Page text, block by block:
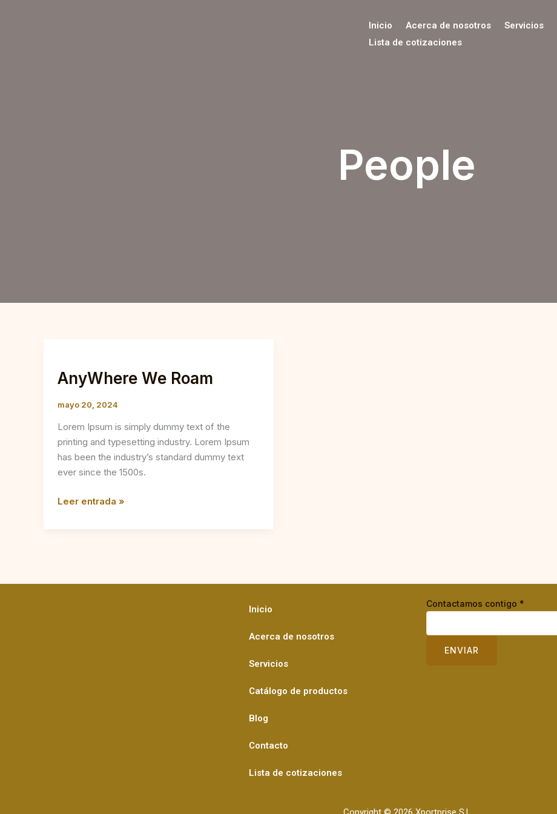
Inicio Acerca de nosotros Servicios
Lista de cotizaciones
People
AnyWhere We Roam
mayo 20, 2024
Lorem Ipsum is simply dummy text of the
printing and typesetting industry. Lorem Ipsum
has been the industry’s standard dummy text
ever since the 1500s.
Roam
Leer entrada »
Inicio
Acerca de nosotros
Servicios
Catálogo de productos
Blog
Contacto
Lista de cotizaciones
Contactamos contigo *
ENVIAR